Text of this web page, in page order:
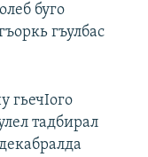
буго
гъулбас
гьечIого
тадбирал